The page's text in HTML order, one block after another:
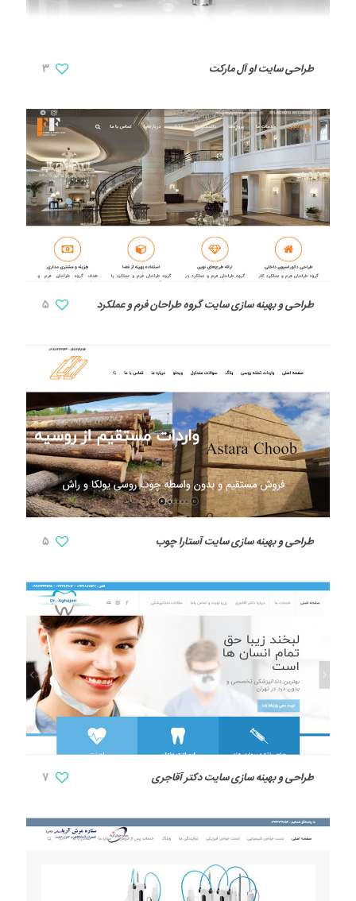
طراحی سایت او آل مارکت 3
طراحی و بهینه سازی سایت گروه طراحان فرم و عملکرد 5
طراحی و بهینه سازی سایت آستارا چوب 5
طراحی و بهینه سازی سایت دکتر آقاجری 7